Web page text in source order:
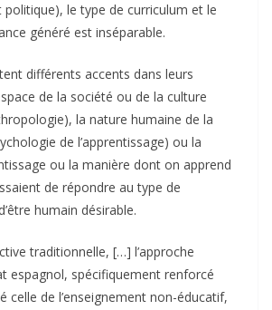
politique), le type de curriculum et le
généré est inséparable.
différents accents dans leurs
de la société ou de la culture
la nature humaine de la
de l’apprentissage) ou la
ou la manière dont on apprend
de répondre au type de
humain désirable.
traditionnelle, […] l’approche
espagnol, spécifiquement renforcé
celle de l’enseignement non-éducatif,